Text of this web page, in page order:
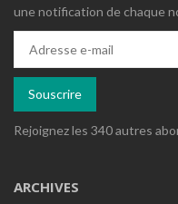
une notification de chaque
mail
Souscrire
Rejoignez les 340 autres
ARCHIVES